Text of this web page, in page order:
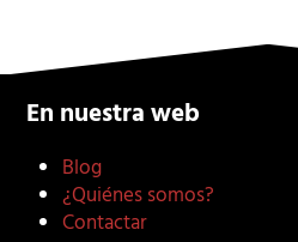
En nuestra web
Blog
¿Quiénes somos?
Contactar